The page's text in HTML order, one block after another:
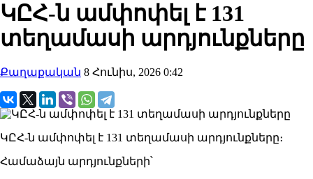
ԿԸՀ-ն ամփոփել է 131
տեղամասի արդյունքները
Քաղաքական 8 Հունիս, 2026 0:42
ԿԸՀ-ն ամփոփել է 131 տեղամասի արդյունքները։
Համաձայն արդյունքների՝